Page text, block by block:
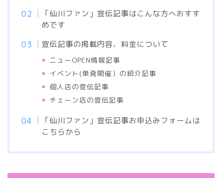
「仙川ファン」宣伝記事はこんな方へおすす
めです
宣伝記事の掲載内容、料金について
ニューOPEN情報記事
イベント(単発開催）の紹介記事
個人店の宣伝記事
チェーン店の宣伝記事
「仙川ファン」宣伝記事お申込みフォームは
こちらから